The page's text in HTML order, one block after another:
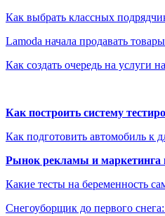
Как выбрать классных
Lamoda начала продавать
Как создать очередь на услуги
Как построить систему
Как подготовить автомобиль к
Рынок рекламы и маркетинга
Какие тесты на беременность
Снегоуборщик до первого